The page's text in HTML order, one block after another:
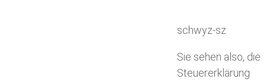
schwyz-sz
Sie sehen also, die
Steuererklärung